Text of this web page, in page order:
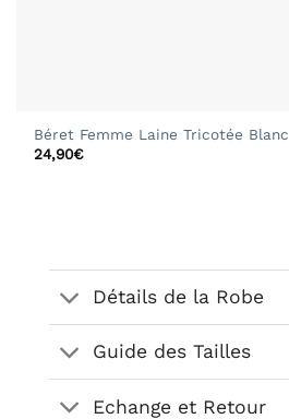
Béret Femme Laine Tricotée Blanc
24,90€
Détails de la Robe
Guide des Tailles
Echange et Retour